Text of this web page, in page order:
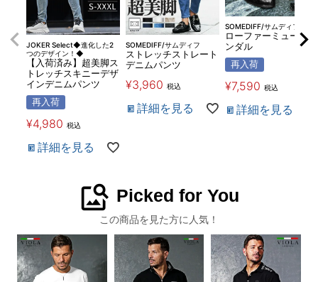
JOKER Select◆進化した2
つのデザイン！◆
【入荷済み】超美脚ス
トレッチスキニーデザ
インデニムパンツ
再入荷
¥4,980 税込
詳細を見る
SOMEDIFF/サムディフ
ストレッチストレート
デニムパンツ
¥3,960 税込
詳細を見る
SOMEDIFF/サムディフ
ローファーミュールサ
ンダル
再入荷
¥7,590 税込
詳細を見る
image_search Picked for You
この商品を見た方に人気！